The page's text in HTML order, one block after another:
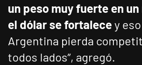
un peso muy fuerte en
el dólar se fortalecey
Argentina pierda
todos lados”, agregó.